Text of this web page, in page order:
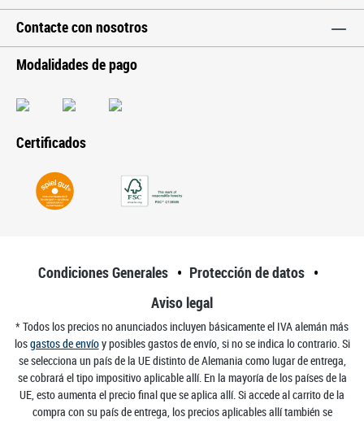
Contacte con nosotros
Modalidades de pago
Certificados
Condiciones Generales
Protección de datos
Aviso legal
* Todos los precios no anunciados incluyen básicamente el IVA alemán más
losgastos de envíoy posibles gastos de envío, si no se indica lo contrario. Si
se selecciona un país de la UE distinto de Alemania como lugar de entrega,
se cobrará el tipo impositivo aplicable allí. En la mayoría de los países de la
UE, esto aumenta el precio final que se aplica allí. Si accede al carrito de la
compra con su país de entrega, los precios aplicables allí también se